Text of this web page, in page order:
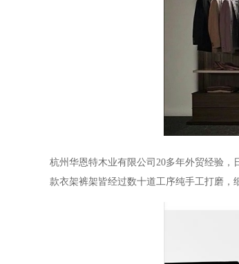
杭州华恩特木业有限公司 20多年外贸经验，
款衣架裤架皆经过数十道工序纯手工打磨，